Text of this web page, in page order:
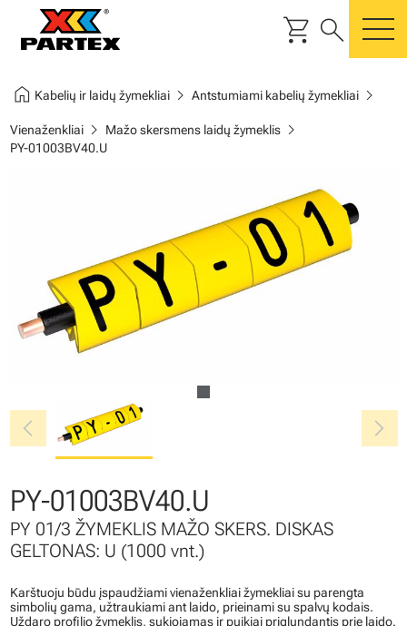
shopping_cart search
home Kabelių ir laidų žymekliaichevron_right Antstumiami kabelių žymekliaichevron_right
Vienaženkliaichevron_right Mažo skersmens laidų žymeklischevron_right
PY-01003BV40.U
chevron_left chevron_right
PY-01003BV40.U
PY 01/3 ŽYMEKLIS MAŽO SKERS. DISKAS
GELTONAS: U (1000 vnt.)
Karštuoju būdu įspaudžiami vienaženkliai žymekliai su parengta
simbolių gama, užtraukiami ant laido, prieinami su spalvų kodais.
Uždaro profilio žymeklis, sukiojamas ir puikiai priglundantis prie laido.